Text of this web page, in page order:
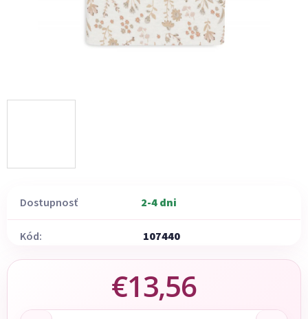
Dostupnosť 2-4 dni
Kód: 107440
€13,56
Jednotková cena: